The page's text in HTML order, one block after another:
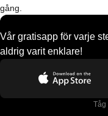
gång.
Vår gratisapp för varje
aldrig varit enklare!
Tåg